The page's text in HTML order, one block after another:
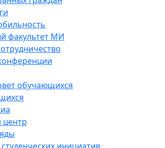
факультет МИ
обучающихся
центр